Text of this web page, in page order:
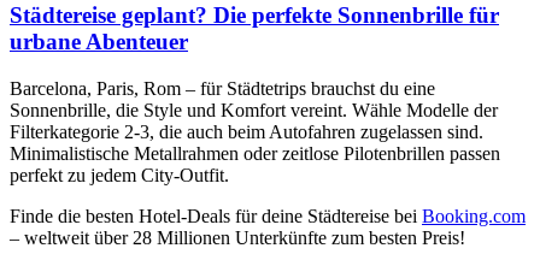
Städtereise geplant? Die perfekte Sonnenbrille für
urbane Abenteuer
Barcelona, Paris, Rom – für Städtetrips brauchst du eine
Sonnenbrille, die Style und Komfort vereint. Wähle Modelle der
Filterkategorie 2-3, die auch beim Autofahren zugelassen sind.
Minimalistische Metallrahmen oder zeitlose Pilotenbrillen passen
perfekt zu jedem City-Outfit.
Finde die besten Hotel-Deals für deine Städtereise bei Booking.com
– weltweit über 28 Millionen Unterkünfte zum besten Preis!